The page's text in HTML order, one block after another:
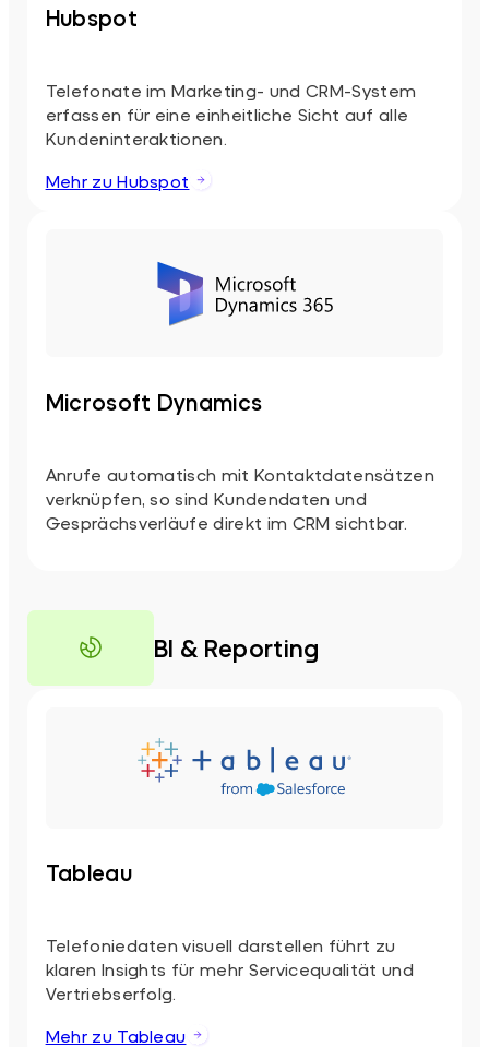
Hubspot
Telefonate im Marketing- und CRM-System
erfassen für eine einheitliche Sicht auf alle
Kundeninteraktionen.
Mehr zu Hubspot
Microsoft Dynamics
Anrufe automatisch mit Kontaktdatensätzen
verknüpfen, so sind Kundendaten und
Gesprächsverläufe direkt im CRM sichtbar.
BI & Reporting
Tableau
Telefoniedaten visuell darstellen führt zu
klaren Insights für mehr Servicequalität und
Vertriebserfolg.
Mehr zu Tableau